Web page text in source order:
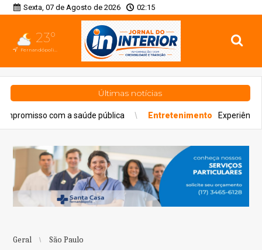
Sexta, 07 de Agosto de 2026 02:15
23°
Fernandópolis, SP
Últimas notícias
pública Entretenimento Experiência gastronômica
Geral São Paulo